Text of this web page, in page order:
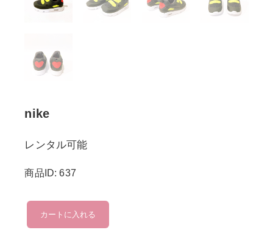
nike
レンタル可能
商品ID: 637
nike
個
カートに入れる